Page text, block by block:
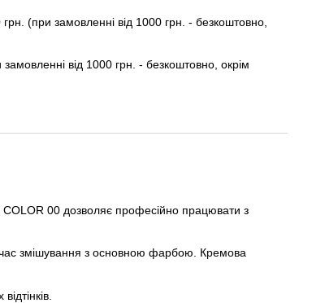
(при замовленні від 1000 грн. - безкоштовно,
від 1000 грн. - безкоштовно, окрім
COLOR 00 дозволяє професійно працювати з
час змішування з основною фарбою. Кремова